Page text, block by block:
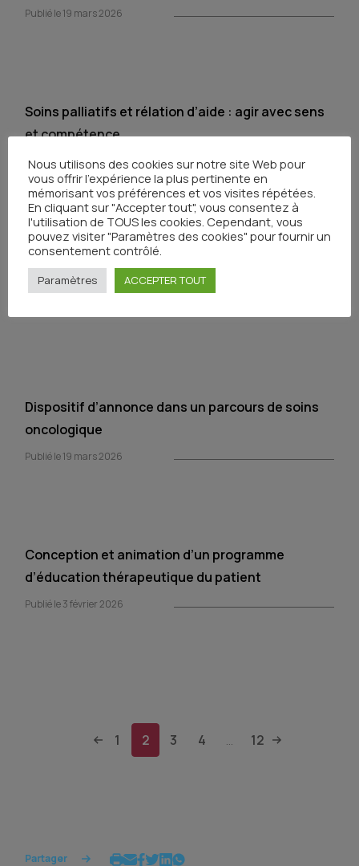
Publié le 19 mars 2026
Soins palliatifs et rélation d’aide : agir avec sens
et compétence
Publié le 19 mars 2026
Pédiatrie – Prise en charge de la douleur chez
l’enfant – blended learning
Dispositif d’annonce dans un parcours de soins
oncologique
Publié le 19 mars 2026
Conception et animation d’un programme
d’éducation thérapeutique du patient
Publié le 3 février 2026
1 2 3 4 12
Partager
Nous utilisons des cookies sur notre site Web pour
vous offrir l'expérience la plus pertinente en
mémorisant vos préférences et vos visites répétées.
En cliquant sur "Accepter tout", vous consentez à
l'utilisation de TOUS les cookies. Cependant, vous
pouvez visiter "Paramètres des cookies" pour fournir un
consentement contrôlé.
Paramètres ACCEPTER TOUT